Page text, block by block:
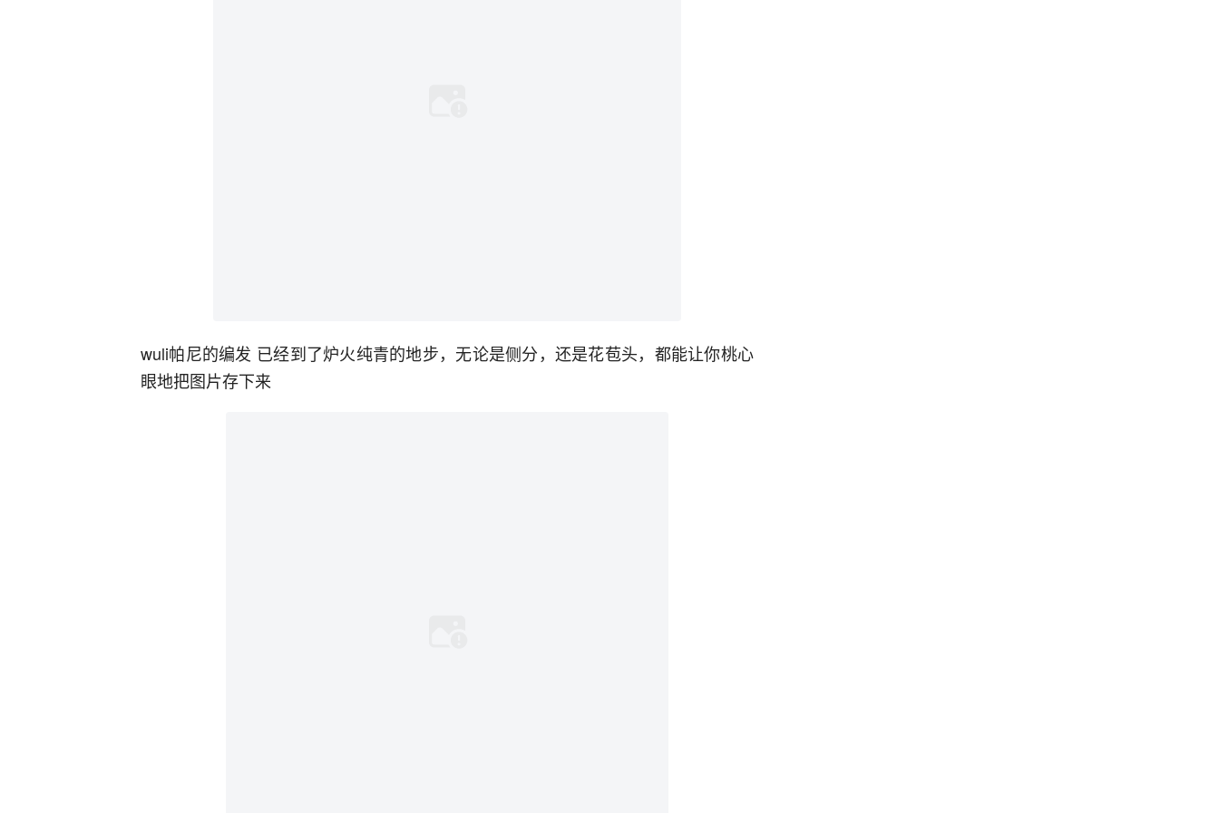
wuli帕尼的编发 已经到了炉火纯青的地步，无论是侧分，还是花苞头，都能让你桃心
眼地把图片存下来